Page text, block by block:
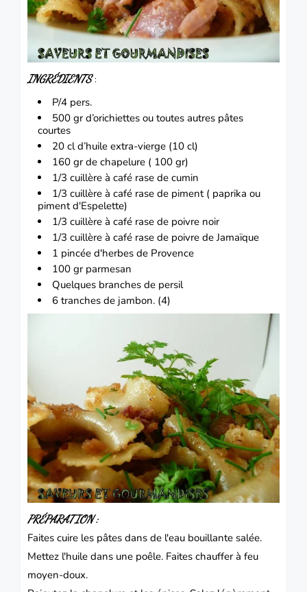
INGRÉDIENTS:
P/4 pers.
500 gr d’orichiettes ou toutes autres pâtes
courtes
20 cl d’huile extra-vierge (10 cl)
160 gr de chapelure ( 100 gr)
1/3 cuillère à café rase de cumin
1/3 cuillère à café rase de piment( paprika ou
piment d'Espelette)
1/3 cuillère à café rase de poivre noir
1/3 cuillère à café rase de poivre de Jamaïque
1 pincée d'herbes de Provence
100 gr parmesan
Quelques branches de persil
6 tranches de jambon. (4)
PRÉPARATION :
Faites cuire les pâtes dans de l'eau bouillante salée.
Mettez l'huile dans une poêle. Faites chauffer à feu
moyen-doux.